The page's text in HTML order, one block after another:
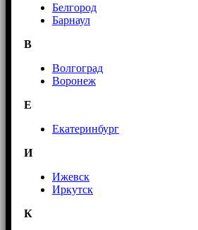
Белгород
Барнаул
В
Волгоград
Воронеж
E
Екатеринбург
И
Ижевск
Иркутск
К